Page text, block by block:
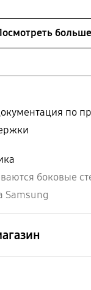
больше
по
боковые
Samsung